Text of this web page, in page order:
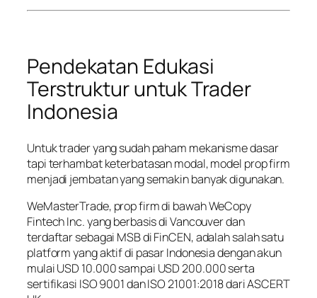
Pendekatan Edukasi
Terstruktur untuk Trader
Indonesia
Untuk trader yang sudah paham mekanisme dasar
tapi terhambat keterbatasan modal, model prop firm
menjadi jembatan yang semakin banyak digunakan.
WeMasterTrade, prop firm di bawah WeCopy
Fintech Inc. yang berbasis di Vancouver dan
terdaftar sebagai MSB di FinCEN, adalah salah satu
platform yang aktif di pasar Indonesia dengan akun
mulai USD 10.000 sampai USD 200.000 serta
sertifikasi ISO 9001 dan ISO 21001:2018 dari ASCERT